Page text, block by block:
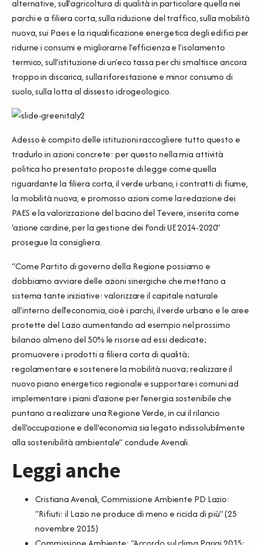
alternative, sull’agricoltura di qualità in particolare quella nei
parchi e a filiera corta, sulla riduzione del traffico, sulla mobilità
nuova, sui Paes e la riqualificazione energetica degli edifici per
ridurne i consumi e migliorarne l’efficienza e l’isolamento
termico, sull’istituzione di un’eco tassa per chi smaltisce ancora
troppo in discarica, sulla riforestazione e minor consumo di
suolo, sulla lotta al dissesto idrogeologico.
Adesso è compito delle istituzioni raccogliere tutto questo e
tradurlo in azioni concrete: per questo nella mia attività
politica ho presentato proposte di legge come quella
riguardante la filiera corta, il verde urbano, i contratti di fiume,
la mobilità nuova, e promosso azioni come la redazione dei
PAES e la valorizzazione del bacino del Tevere, inserita come
'azione cardine, per la gestione dei Fondi UE 2014-2020”
prosegue la consigliera.
“Come Partito di governo della Regione possiamo e
dobbiamo avviare delle azioni sinergiche che mettano a
sistema tante iniziative: valorizzare il capitale naturale
all’interno dell’economia, cioè i parchi, il verde urbano e le aree
protette del Lazio aumentando ad esempio nel prossimo
bilancio almeno del 50% le risorse ad essi dedicate;
promuovere i prodotti a filiera corta di qualità;
regolamentare e sostenere la mobilità nuova; realizzare il
nuovo piano energetico regionale e supportare i comuni ad
implementare i piani d'azione per l'energia sostenibile che
puntano a realizzare una Regione Verde, in cui il rilancio
dell'occupazione e dell'economia sia legato indissolubilmente
alla sostenibilità ambientale” conclude Avenali.
Leggi anche
Cristiana Avenali, Commissione Ambiente PD Lazio:
“Rifiuti: il Lazio ne produce di meno e ricicla di più”(25
novembre 2015)